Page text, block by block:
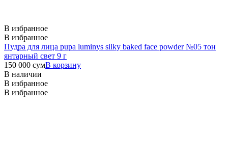
В избранное
В избранное
Пудра для лица pupa luminys silky baked face powder №05 тон
янтарный свет 9 г
150 000 сумВ корзину
В наличии
В избранное
В избранное